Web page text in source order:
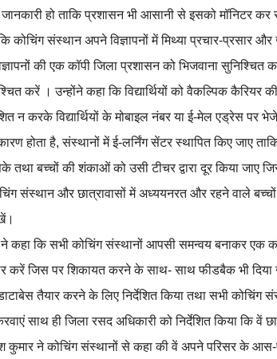
हो ताकि प्रशासन भी आसानी से इसको मॉनिटर
कोचिंग संस्थान अपने विज्ञापनों में मिथ्या प्रचार-प्रसार
की एक कॉपी जिला प्रशासन को भिजवाना
करें । उन्होंने कहा कि विद्यार्थियों को वैकल्पिक कैरियर
न करके विद्यार्थियों के मोबाइल नंबर या ई-मेल एड्रेस पर
होता है, संस्थानों में ई-लर्निंग सेंटर स्थापित किए जाए
तथा बच्चों की शंकाओं को उसी टीचर द्वारा दूर किया जाए
संस्थान और छात्रावासों में अध्ययनरत और रहने वाले
कहा कि सभी कोचिंग संस्थानों आपसी समन्वय बनाकर एक
करें जिस पर शिकायत करने के साथ- साथ फीडबैक भी
तैयार करने के लिए निर्देशित किया तथा सभी कोचिंग
साथ ही जिला रसद अधिकारी को निर्देशित किया कि
कुमार ने कोचिंग संस्थानों से कहा की वें अपने परिसर के